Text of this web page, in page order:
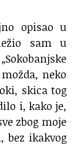
opisao u
sam u
neko
skica tog
i, kako je,
zbog moje
bez ikakvog